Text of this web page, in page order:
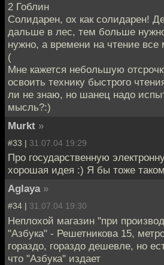
2 Гоблин
Солидарен, ох как солидарен!
дальше в лес, тем больше
нужно, а времени на чтение
(
Мне кажется небольшую
освоить технику быстрого
ли не знаю, но шанец надо
мысль?:)
Murkt »
#33 | 31.07.04 19:29
Про государственную
хорошая идея :) Я бы тоже
Aglaya »
#34 | 31.07.04 19:30
Неплохой магазин "при
"Азбука" - Решетникова 15,
гораздо, гораздо дешевле, но
что "Азбука" издает